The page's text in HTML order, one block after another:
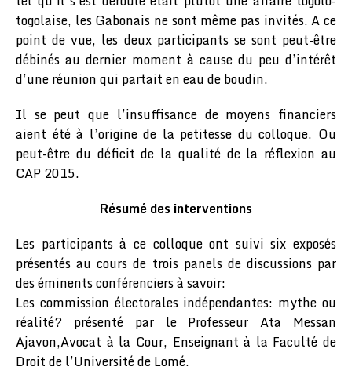
togolaise, les Gabonais ne sont même pas invités. A ce
point de vue, les deux participants se sont peut-être
débinés au dernier moment à cause du peu d’intérêt
d’une réunion qui partait en eau de boudin.
Il se peut que l’insuffisance de moyens financiers
aient été à l’origine de la petitesse du colloque. Ou
peut-être du déficit de la qualité de la réflexion au
CAP 2015.
Résumé des interventions
Les participants à ce colloque ont suivi six exposés
présentés au cours de trois panels de discussions par
des éminents conférenciers à savoir:
Les commission électorales indépendantes: mythe ou
réalité? présenté par le Professeur Ata Messan
Ajavon,Avocat à la Cour, Enseignant à la Faculté de
Droit de l’Université de Lomé.